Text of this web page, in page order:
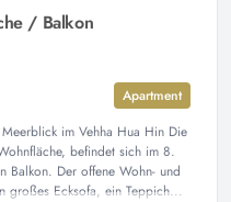
/ Balkon
Apartment
im Vehha Hua Hin Die
befindet sich im 8.
Balkon. Der offene Wohn- und
großes Ecksofa, ein Teppich...